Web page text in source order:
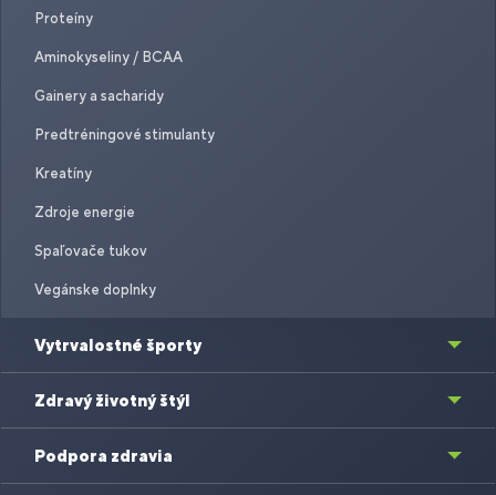
Proteíny
Aminokyseliny / BCAA
Gainery a sacharidy
Predtréningové stimulanty
Kreatíny
Zdroje energie
Spaľovače tukov
Vegánske doplnky
Vytrvalostné športy
Zdravý životný štýl
Podpora zdravia